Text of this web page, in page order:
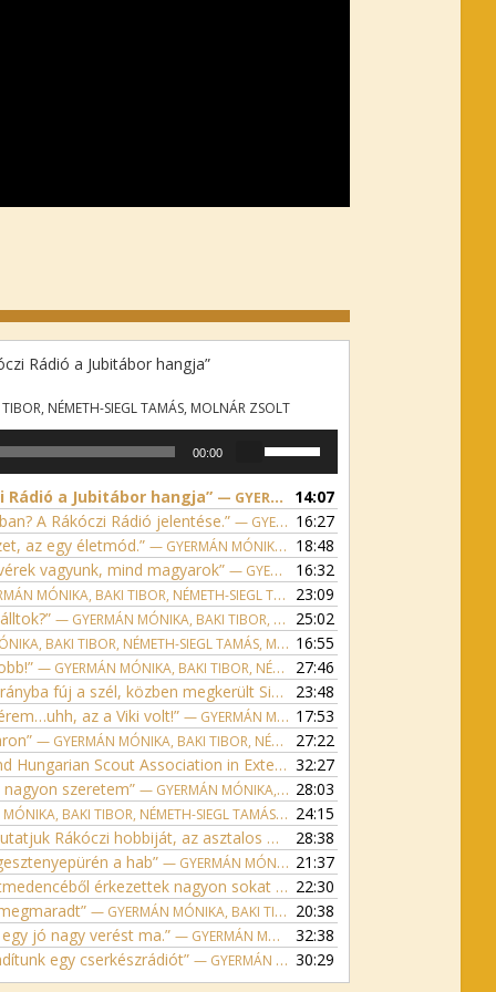
Rádió a Jubitábor hangja”
NÉMETH-SIEGL TAMÁS, MOLNÁR ZSOLT
00:00
n
g
e
r
ő
n
ö
v
e
é
s
é
h
z
,
i
l
l
a Jubitábor hangja” — GYERMÁN MÓNIKA, BAKI TIBOR, NÉMETH-SIEGL TAMÁS, MOLNÁR ZSOLT
14:07
A Rákóczi Rádió jelentése.”— GYERMÁN MÓNIKA, BAKI TIBOR, NÉMETH-SIEGL TAMÁS, MOLNÁR ZSOLT
16:27
az egy életmód.”— GYERMÁN MÓNIKA, BAKI TIBOR, NÉMETH-SIEGL TAMÁS, MOLNÁR ZSOLT
18:48
vagyunk, mind magyarok”— GYERMÁN MÓNIKA, BAKI TIBOR, NÉMETH-SIEGL TAMÁS, MOLNÁR ZSOLT
16:32
MÓNIKA, BAKI TIBOR, NÉMETH-SIEGL TAMÁS, MOLNÁR ZSOLT
23:09
— GYERMÁN MÓNIKA, BAKI TIBOR, NÉMETH-SIEGL TAMÁS, MOLNÁR ZSOLT
25:02
BAKI TIBOR, NÉMETH-SIEGL TAMÁS, MOLNÁR ZSOLT
16:55
— GYERMÁN MÓNIKA, BAKI TIBOR, NÉMETH-SIEGL TAMÁS, MOLNÁR ZSOLT
27:46
fúj a szél, közben megkerült Simon” — GYERMÁN MÓNIKA, BAKI
23:48
az a Viki volt!”— GYERMÁN MÓNIKA, BAKI TIBOR, NÉMETH-SIEGL TAMÁS, MOLNÁR ZSOLT
17:53
— GYERMÁN MÓNIKA, BAKI TIBOR, NÉMETH-SIEGL TAMÁS, MOLNÁR ZSOLT
27:22
Scout Association in Exteris Comparisons”
32:27
nagyon szeretem”— GYERMÁN MÓNIKA, BAKI TIBOR, NÉMETH-SIEGL TAMÁS, MOLNÁR ZSOLT
28:03
BAKI TIBOR, NÉMETH-SIEGL TAMÁS, MOLNÁR ZSOLT
24:15
a cserkészek számára a tábortűz? Mit üzensz anyukának? Kirándultunk és találkoztunk Rákóczival.”
28:38
a hab”— GYERMÁN MÓNIKA, BAKI TIBOR, NÉMETH-SIEGL TAMÁS, MOLNÁR ZSOLT
21:37
érkezettek nagyon sokat kaptak”
22:30
— GYERMÁN MÓNIKA, BAKI TIBOR, NÉMETH-SIEGL TAMÁS, MOLNÁR ZSOLT
20:38
jó nagy verést ma.”— GYERMÁN MÓNIKA, BAKI TIBOR, NÉMETH-SIEGL TAMÁS, MOLNÁR ZSOLT
32:38
egy cserkészrádiót”— GYERMÁN MÓNIKA, BAKI TIBOR, NÉMETH-SIEGL TAMÁS, MOLNÁR ZSOLT 30:29